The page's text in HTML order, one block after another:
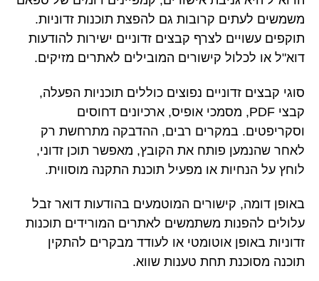
משמשים לעתים קרובות גם להפצת תוכנות זדוניות.
תוקפים עשויים לצרף קבצים זדוניים ישירות להודעות
דוא"ל או לכלול קישורים המובילים לאתרים מזיקים.
סוגי קבצים זדוניים נפוצים כוללים תוכניות הפעלה,
קבצי PDF, מסמכי אופיס, ארכיונים דחוסים
וסקריפטים. במקרים רבים, ההדבקה מתרחשת רק
לאחר שהנמען פותח את הקובץ, מאפשר תוכן זדוני,
לוחץ על הנחיות או מפעיל תוכנת התקנה מוסווית.
באופן דומה, קישורים המוטמעים בהודעות דואר זבל
עלולים להפנות משתמשים לאתרים המורידים תוכנות
זדוניות באופן אוטומטי או לעודד מבקרים להתקין
תוכנה מסוכנת תחת טענות שווא.